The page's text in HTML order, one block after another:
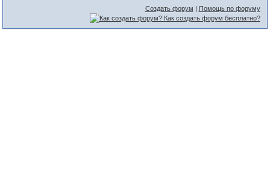
Создать форум | Помощь по форуму